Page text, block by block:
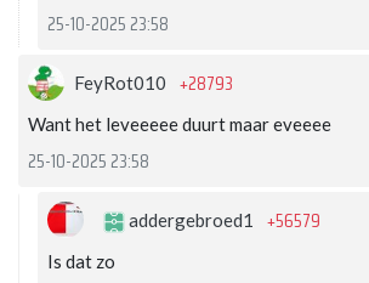
25-10-2025 23:58
FeyRot010 +28793
Want het leveeeee duurt maar eveeee
25-10-2025 23:58
addergebroed1 +56579
Is dat zo